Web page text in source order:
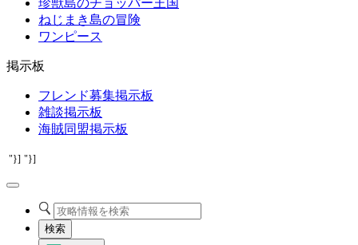
珍獣島のチョッパー王国
ねじまき島の冒険
ワンピース
掲示板
フレンド募集掲示板
雑談掲示板
海賊同盟掲示板
"}] "}]
検索